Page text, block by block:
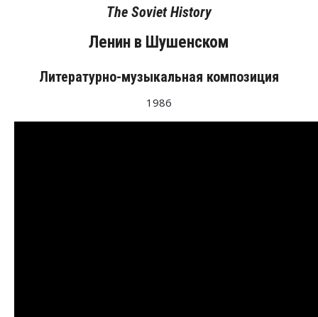
The Soviet History
Ленин в Шушенском
Литературно-музыкальная композиция
1986